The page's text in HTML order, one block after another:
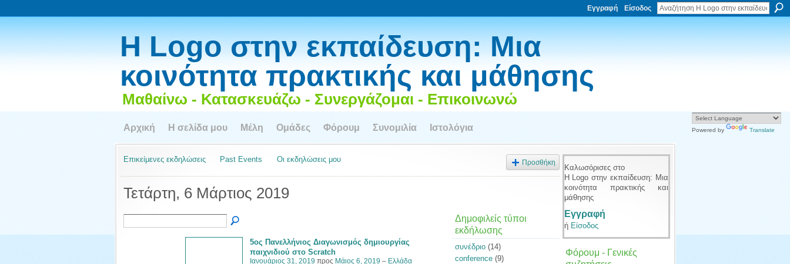
Εγγραφή Είσοδος
Η Logo στην εκπαίδευση: Μια
κοινότητα πρακτικής και μάθησης
Μαθαίνω - Κατασκευάζω - Συνεργάζομαι - Επικοινωνώ
Αρχική Η σελίδα μου Μέλη Ομάδες Φόρουμ Συνομιλία Ιστολόγια
Επικείμενες εκδηλώσεις Past Events Οι εκδηλώσεις μου Προσθήκη
Τετάρτη, 6 Μάρτιος 2019
5ος Πανελλήνιος Διαγωνισμός δημιουργίας
παιχνιδιού στο Scratch
Ιανουάριος 31, 2019 προς Μάιος 6, 2019 – Ελλάδα
Δημοφιλείς τύποι
εκδήλωσης
συνέδριο(14)
conference(9)
Καλωσόρισες στο
Η Logo στην εκπαίδευση: Μια
κοινότητα πρακτικής και
μάθησης
Εγγραφή
ή Είσοδος
Φόρουμ - Γενικές
Powered by Translate